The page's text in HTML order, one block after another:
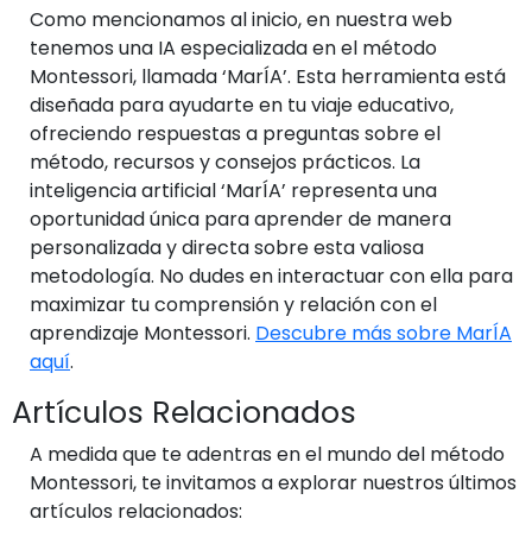
Como mencionamos al inicio, en nuestra web
tenemos una IA especializada en el método
Montessori, llamada ‘MarÍA’. Esta herramienta está
diseñada para ayudarte en tu viaje educativo,
ofreciendo respuestas a preguntas sobre el
método, recursos y consejos prácticos. La
inteligencia artificial ‘MarÍA’ representa una
oportunidad única para aprender de manera
personalizada y directa sobre esta valiosa
metodología. No dudes en interactuar con ella para
maximizar tu comprensión y relación con el
aprendizaje Montessori. Descubre más sobre MarÍA
aquí.
Artículos Relacionados
A medida que te adentras en el mundo del método
Montessori, te invitamos a explorar nuestros últimos
artículos relacionados: